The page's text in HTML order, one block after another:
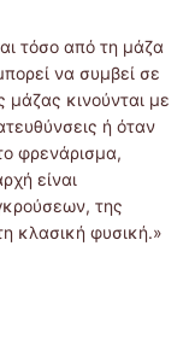
τόσο από τη μάζα
να συμβεί σε
μάζας κινούνται με
ή όταν
φρενάρισμα,
είναι
της
κλασική φυσική.»